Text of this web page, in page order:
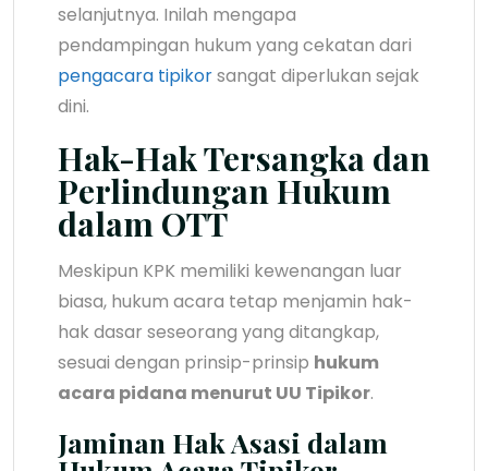
selanjutnya. Inilah mengapa
pendampingan hukum yang cekatan dari
pengacara tipikorsangat diperlukan sejak
dini.
Hak-Hak Tersangka dan
Perlindungan Hukum
dalam OTT
Meskipun KPK memiliki kewenangan luar
biasa, hukum acara tetap menjamin hak-
hak dasar seseorang yang ditangkap,
sesuai dengan prinsip-prinsip hukum
acara pidana menurut UU Tipikor.
Jaminan Hak Asasi dalam